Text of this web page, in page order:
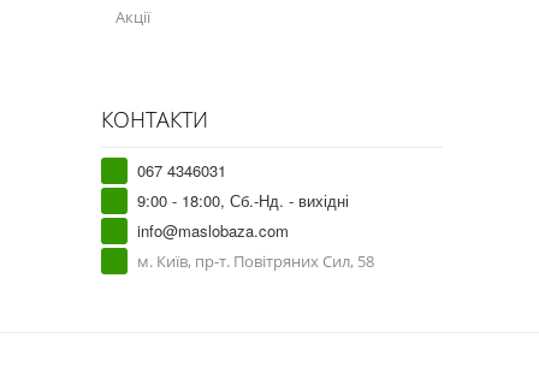
Акції
КОНТАКТИ
067 4346031
9:00 - 18:00, Сб.-Нд. - вихідні
info@maslobaza.com
м. Київ, пр-т. Повітряних Сил, 58